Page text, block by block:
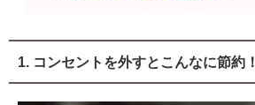
1. コンセントを外すとこんなに節約！